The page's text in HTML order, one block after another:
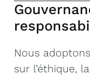
Nous
sur l’éthique,